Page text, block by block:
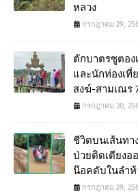
หลวง
กรกฎาคม 29,
ตักบาตรซูตอ
และนักท่องเ
สงฆ์-สามเณร
กรกฎาคม 30,
ชีวิตบนเส้นท
ป่วยติดเตียงอ
น๊อคดับในลำห้
กรกฎาคม 29,